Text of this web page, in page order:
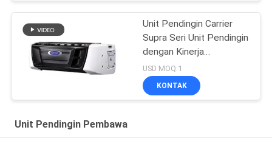
Unit Pendingin Carrier
Supra Seri Unit Pendingin
dengan Kinerja
Pendinginan Tinggi
12000 Watt dan Desain
Kokoh
USD MOQ:1
KONTAK
Unit Pendingin Pembawa